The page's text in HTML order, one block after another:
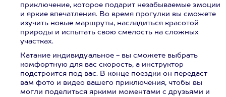
приключение, которое подарит незабываемые эмоции
и яркие впечатления. Во время прогулки вы сможете
изучить новые маршруты, насладиться красотой
природы и испытать свою смелость на сложных
участках.
Катание индивидуальное - вы сможете выбрать
комфортную для вас скорость, а инструктор
подстроится под вас. В конце поездки он передаст
вам фото и видео вашего приключения, чтобы вы
могли поделиться яркими моментами с друзьями и